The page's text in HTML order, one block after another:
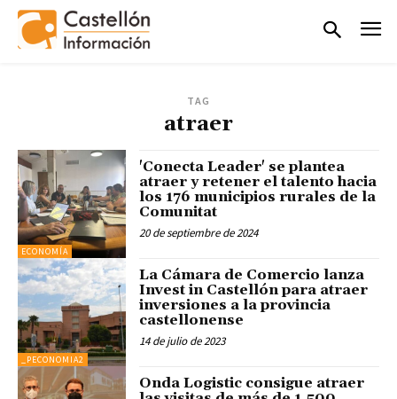
TAG
atraer
ECONOMÍA
'Conecta Leader' se plantea
atraer y retener el talento hacia
los 176 municipios rurales de la
Comunitat
20 de septiembre de 2024
_PECONOMIA2
La Cámara de Comercio lanza
Invest in Castellón para atraer
inversiones a la provincia
castellonense
14 de julio de 2023
Onda Logistic consigue atraer